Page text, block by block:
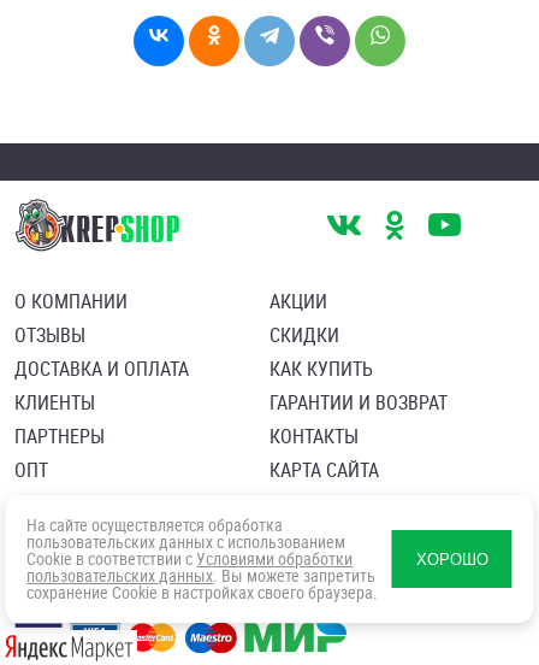
О КОМПАНИИ
ОТЗЫВЫ
ДОСТАВКА И ОПЛАТА
КЛИЕНТЫ
ПАРТНЕРЫ
ОПТ
АКЦИИ
СКИДКИ
КАК КУПИТЬ
ГАРАНТИИ И ВОЗВРАТ
КОНТАКТЫ
КАРТА САЙТА
Политика в отношении обработки персональных данных
Согласие посетителя сайта на обработку персональных данны
На сайте осуществляется обработка
пользовательских данных с использованием
Cookie в соответствии с Условиями обработки
пользовательских данных. Вы можете запретить
сохранение Cookie в настройках своего браузера.
ХОРОШО